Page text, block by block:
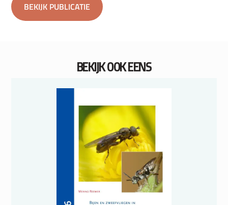
BEKIJK PUBLICATIE
BEKIJK OOK EENS